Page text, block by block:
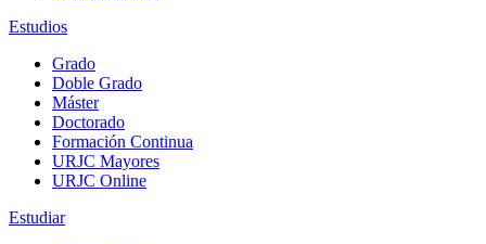
Estudios
Grado
Doble Grado
Máster
Doctorado
Formación Continua
URJC Mayores
URJC Online
Estudiar